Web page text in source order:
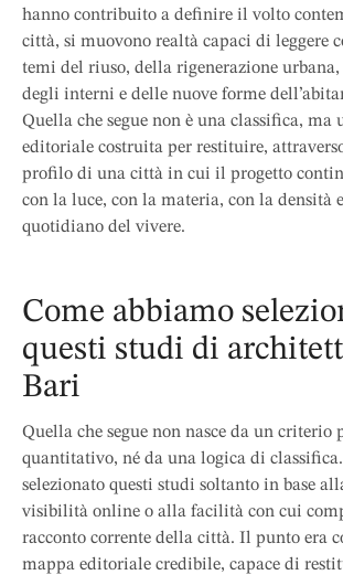
hanno contribuito a definire il volto
città, si muovono realtà capaci di leggere
temi del riuso, della rigenerazione urbana,
degli interni e delle nuove forme
Quella che segue non è una classifica, ma
editoriale costruita per restituire,
profilo di una città in cui il progetto
con la luce, con la materia, con la densità
quotidiano del vivere.
Come abbiamo
questi studi di
Bari
Quella che segue non nasce da un criterio
quantitativo, né da una logica di
selezionato questi studi soltanto in base
visibilità online o alla facilità con cui
racconto corrente della città. Il punto era
mappa editoriale credibile, capace di